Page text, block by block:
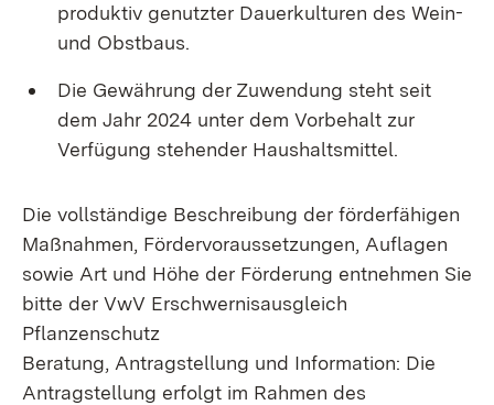
produktiv genutzter Dauerkulturen des Wein-
und Obstbaus.
Die Gewährung der Zuwendung steht seit
dem Jahr 2024 unter dem Vorbehalt zur
Verfügung stehender Haushaltsmittel.
Die vollständige Beschreibung der förderfähigen
Maßnahmen, Fördervoraussetzungen, Auflagen
sowie Art und Höhe der Förderung entnehmen Sie
bitte der VwV Erschwernisausgleich
Pflanzenschutz
Beratung, Antragstellung und Information: Die
Antragstellung erfolgt im Rahmen des